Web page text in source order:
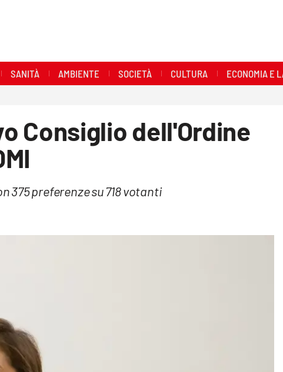
SANITÀ AMBIENTE SOCIETÀ CULTURA ECONOMIA E
Consiglio dell'Ordine
375 preferenze su 718 votanti